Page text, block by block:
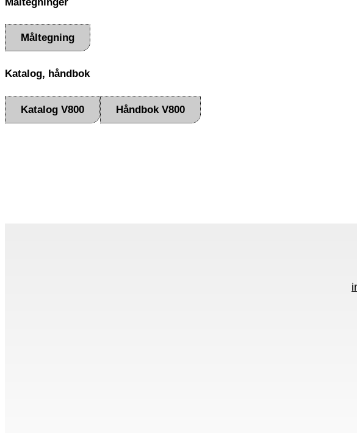
Måltegning
Katalog, håndbok
Katalog V800 Håndbok V800